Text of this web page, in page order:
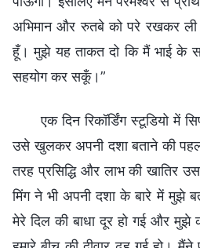
अभिमान और रुतबे को परे रखकर
हूँ। मुझे यह ताकत दो कि मैं भाई के
सहयोग कर सकूँ।”
एक दिन रिकॉर्डिंग स्टूडियो में
उसे खुलकर अपनी दशा बताने की
तरह प्रसिद्धि और लाभ की खातिर
मिंग ने भी अपनी दशा के बारे में मुझे
मेरे दिल की बाधा दूर हो गई और मुझे